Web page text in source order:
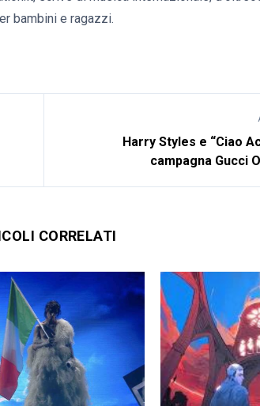
bambini e ragazzi.
Harry Styles e “Ciao
campagna Gucci
CORRELATI